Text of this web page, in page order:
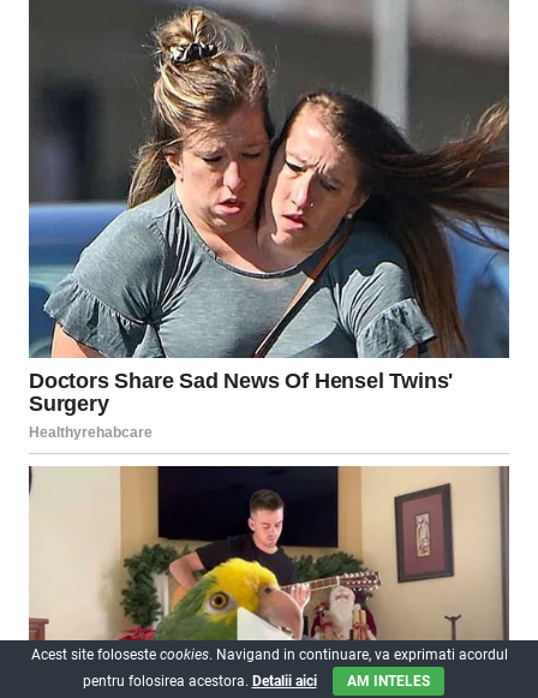
Acest site foloseste cookies. Navigand in continuare, va exprimati acordul
pentru folosirea acestora. Detalii aici AM INTELES